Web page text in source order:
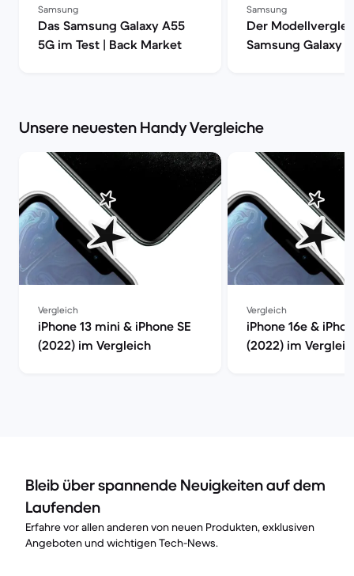
Samsung
Das Samsung Galaxy A55
5G im Test | Back Market
Samsung
Der
Samsung Galaxy
Unsere neuesten Handy Vergleiche
Vergleich
iPhone 13 mini & iPhone SE
(2022) im Vergleich
Vergleich
iPhone 16e &
(2022) im
Bleib über spannende Neuigkeiten auf dem
Laufenden
Erfahre vor allen anderen von neuen Produkten, exklusiven
Angeboten und wichtigen Tech-News.